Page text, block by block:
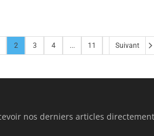
2 3 4 ... 11 Suivant
nos derniers articles directement